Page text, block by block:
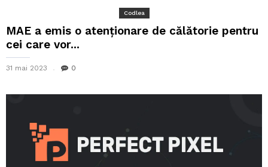
Codlea
MAE a emis o atenționare de călătorie pentru
cei care vor...
31 mai 2023 0